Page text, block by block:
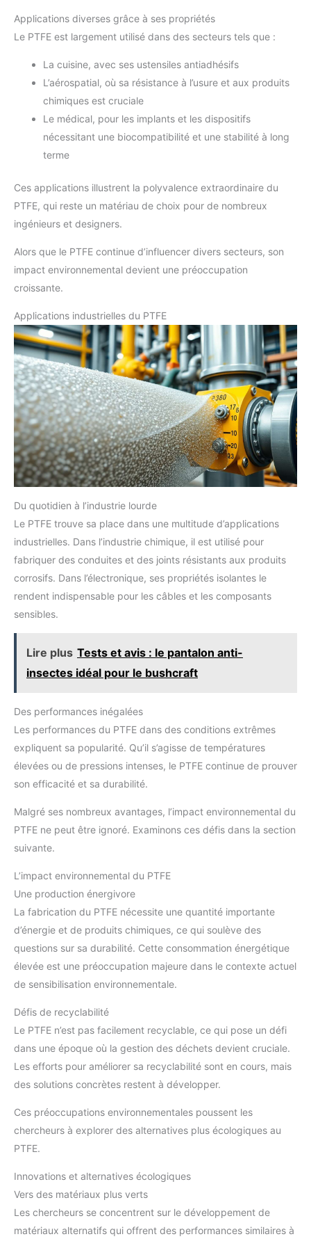
Applications diverses grâce à ses propriétés
Le PTFE est largement utilisé dans des secteurs tels que :
La cuisine, avec ses ustensiles antiadhésifs
L’aérospatial, où sa résistance à l’usure et aux produits
chimiques est cruciale
Le médical, pour les implants et les dispositifs
nécessitant une biocompatibilité et une stabilité à long
terme
Ces applications illustrent la polyvalence extraordinaire du
PTFE, qui reste un matériau de choix pour de nombreux
ingénieurs et designers.
Alors que le PTFE continue d’influencer divers secteurs, son
impact environnemental devient une préoccupation
croissante.
Applications industrielles du PTFE
Du quotidien à l’industrie lourde
Le PTFE trouve sa place dans une multitude d’applications
industrielles. Dans l’industrie chimique, il est utilisé pour
fabriquer des conduites et des joints résistants aux produits
corrosifs. Dans l’électronique, ses propriétés isolantes le
rendent indispensable pour les câbles et les composants
sensibles.
Lire plus Tests et avis : le pantalon anti-
insectes idéal pour le bushcraft
Des performances inégalées
Les performances du PTFE dans des conditions extrêmes
expliquent sa popularité. Qu’il s’agisse de températures
élevées ou de pressions intenses, le PTFE continue de prouver
son efficacité et sa durabilité.
Malgré ses nombreux avantages, l’impact environnemental du
PTFE ne peut être ignoré. Examinons ces défis dans la section
suivante.
L’impact environnemental du PTFE
Une production énergivore
La fabrication du PTFE nécessite une quantité importante
d’énergie et de produits chimiques, ce qui soulève des
questions sur sa durabilité. Cette consommation énergétique
élevée est une préoccupation majeure dans le contexte actuel
de sensibilisation environnementale.
Défis de recyclabilité
Le PTFE n’est pas facilement recyclable, ce qui pose un défi
dans une époque où la gestion des déchets devient cruciale.
Les efforts pour améliorer sa recyclabilité sont en cours, mais
des solutions concrètes restent à développer.
Ces préoccupations environnementales poussent les
chercheurs à explorer des alternatives plus écologiques au
PTFE.
Innovations et alternatives écologiques
Vers des matériaux plus verts
Les chercheurs se concentrent sur le développement de
matériaux alternatifs qui offrent des performances similaires à